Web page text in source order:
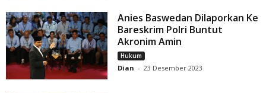
Anies Baswedan Dilaporkan Ke
Bareskrim Polri Buntut
Akronim Amin
Hukum
Dian - 23 Desember 2023